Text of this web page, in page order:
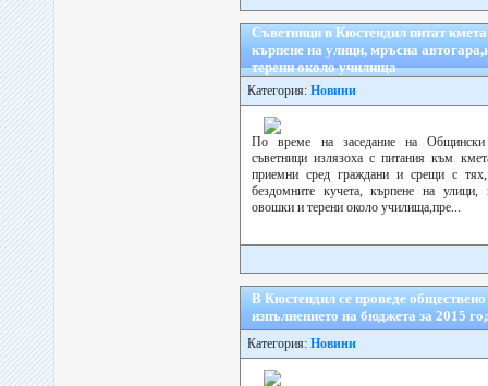
Съветници в Кюстендил питат кмета
кърпене на улици, мръсна
терени около училища
Категория: Новини
По време на заседание на Общински
съветници излязоха с питания към
приемни сред граждани и срещи с
бездомните кучета, кърпене на улици,
овошки и терени около училища,пре...
В Кюстендил се проведе
изпълнението на бюджета за 2015
Категория: Новини